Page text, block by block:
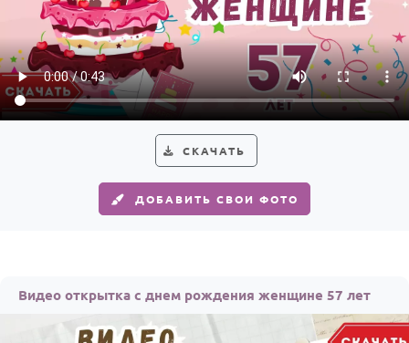
СКАЧАТЬ
ДОБАВИТЬ СВОИ ФОТО
Видео открытка с днем рождения женщине 57 лет